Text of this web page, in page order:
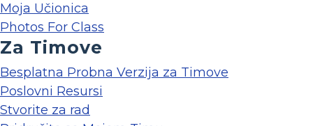
Moja Učionica
Photos For Class
Za Timove
Besplatna Probna Verzija za Timove
Poslovni Resursi
Stvorite za rad